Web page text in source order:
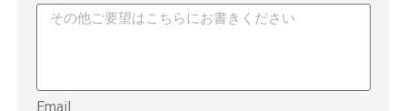
Email